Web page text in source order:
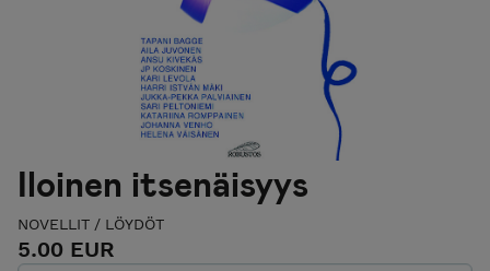
Iloinen itsenäisyys
NOVELLIT / LÖYDÖT
5.00 EUR